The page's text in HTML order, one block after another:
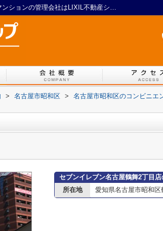
セブンイレブン名古屋鶴舞2丁目店｜名古屋の賃貸アパート・マンションの管理会社はLIXIL不動産ショップ マイルーム館 名古屋店
> 名古屋市昭和区 > 名古屋市昭和区のコンビニエ
セブンイレブン名古屋鶴舞2丁目店
所在地
愛知県名古屋市昭和区